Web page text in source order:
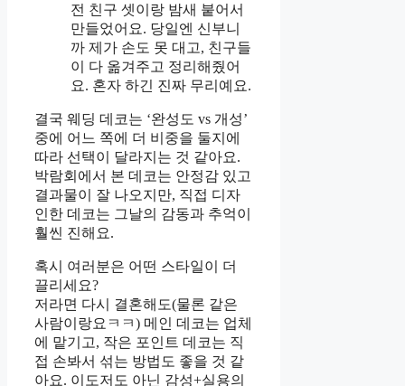
전 친구 셋이랑 밤새 붙어서
만들었어요. 당일엔 신부니
까 제가 손도 못 대고, 친구들
이 다 옮겨주고 정리해줬어
요. 혼자 하긴 진짜 무리예요.
결국 웨딩 데코는 ‘완성도 vs 개성’
중에 어느 쪽에 더 비중을 둘지에
따라 선택이 달라지는 것 같아요.
박람회에서 본 데코는 안정감 있고
결과물이 잘 나오지만, 직접 디자
인한 데코는 그날의 감동과 추억이
훨씬 진해요.
혹시 여러분은 어떤 스타일이 더
끌리세요?
저라면 다시 결혼해도(물론 같은
사람이랑요ㅋㅋ) 메인 데코는 업체
에 맡기고, 작은 포인트 데코는 직
접 손봐서 섞는 방법도 좋을 것 같
아요. 이도저도 아닌 감성+실용의